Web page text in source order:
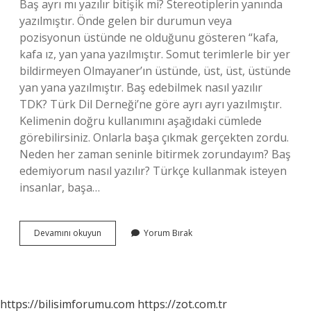
Baş ayrı mı yazılır bitişik mi? Stereotiplerin yanında
yazılmıştır. Önde gelen bir durumun veya
pozisyonun üstünde ne olduğunu gösteren “kafa,
kafa ız, yan yana yazılmıştır. Somut terimlerle bir yer
bildirmeyen Olmayaner’ın üstünde, üst, üst, üstünde
yan yana yazılmıştır. Baş edebilmek nasıl yazılır
TDK? Türk Dil Derneği’ne göre ayrı ayrı yazılmıştır.
Kelimenin doğru kullanımını aşağıdaki cümlede
görebilirsiniz. Onlarla başa çıkmak gerçekten zordu.
Neden her zaman seninle bitirmek zorundayım? Baş
edemiyorum nasıl yazılır? Türkçe kullanmak isteyen
insanlar, başa…
Devamını okuyun
Edemiyor
Yorum Bırak
https://bilisimforumu.com https://zot.com.tr